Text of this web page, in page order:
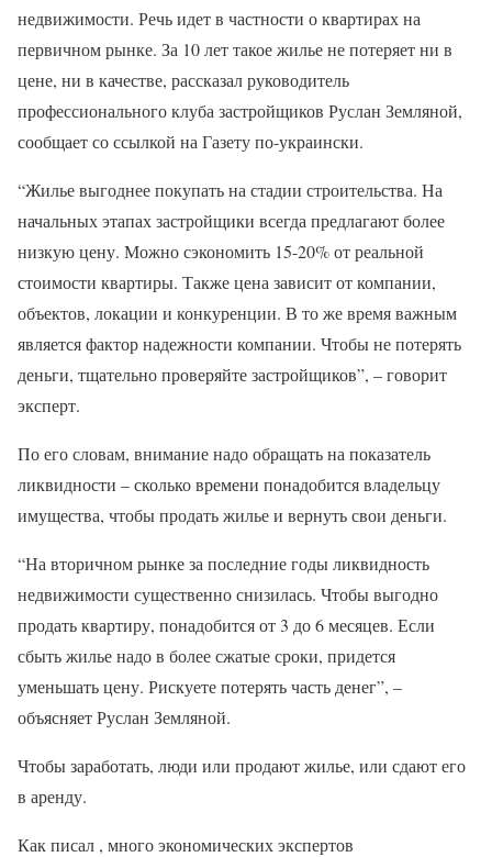
недвижимости. Речь идет в частности о квартирах на
первичном рынке. За 10 лет такое жилье не потеряет ни в
цене, ни в качестве, рассказал руководитель
профессионального клуба застройщиков Руслан Земляной,
сообщает со ссылкой на Газету по-украински.
“Жилье выгоднее покупать на стадии строительства. На
начальных этапах застройщики всегда предлагают более
низкую цену. Можно сэкономить 15-20% от реальной
стоимости квартиры. Также цена зависит от компании,
объектов, локации и конкуренции. В то же время важным
является фактор надежности компании. Чтобы не потерять
деньги, тщательно проверяйте застройщиков”, – говорит
эксперт.
По его словам, внимание надо обращать на показатель
ликвидности – сколько времени понадобится владельцу
имущества, чтобы продать жилье и вернуть свои деньги.
“На вторичном рынке за последние годы ликвидность
недвижимости существенно снизилась. Чтобы выгодно
продать квартиру, понадобится от 3 до 6 месяцев. Если
сбыть жилье надо в более сжатые сроки, придется
уменьшать цену. Рискуете потерять часть денег”, –
объясняет Руслан Земляной.
Чтобы заработать, люди или продают жилье, или сдают его
в аренду.
Как писал , много экономических экспертов